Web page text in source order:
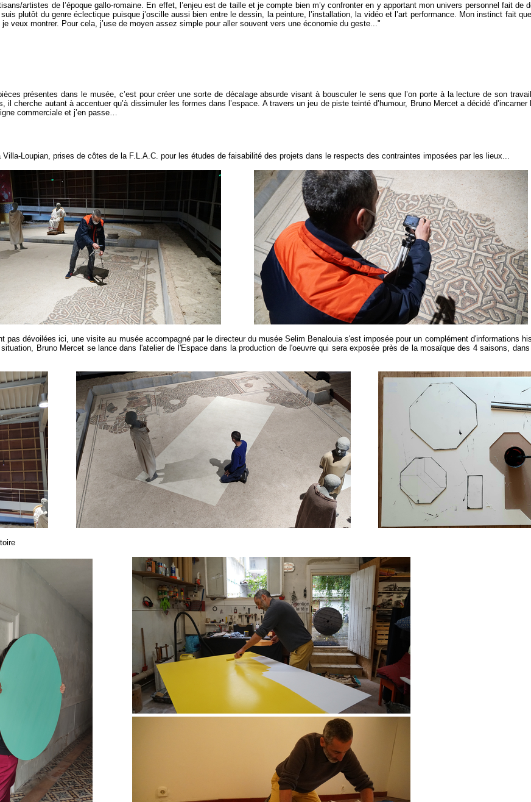
artistes de l’époque gallo-romaine. En effet, l’enjeu est de taille et je compte bien m’y confronter en y apportant mon univers personnel fait de
plutôt du genre éclectique puisque j’oscille aussi bien entre le dessin, la peinture, l’installation, la vidéo et l’art performance. Mon instinct fait
veux montrer. Pour cela, j’use de moyen assez simple pour aller souvent vers une économie du geste..."
présentes dans le musée, c’est pour créer une sorte de décalage absurde visant à bousculer le sens que l’on porte à la lecture de son
cherche autant à accentuer qu’à dissimuler les formes dans l’espace. A travers un jeu de piste teinté d’humour, Bruno Mercet a décidé
commerciale et j’en passe…
Loupian, prises de côtes de la F.L.A.C. pour les études de faisabilité des projets dans le respects des contraintes imposées par les lieux...
dévoilées ici, une visite au musée accompagné par le directeur du musée Selim Benalouia s'est imposée pour un complément d'informations
Bruno Mercet se lance dans l'atelier de l'Espace dans la production de l'oeuvre qui sera exposée près de la mosaïque des 4 saisons,